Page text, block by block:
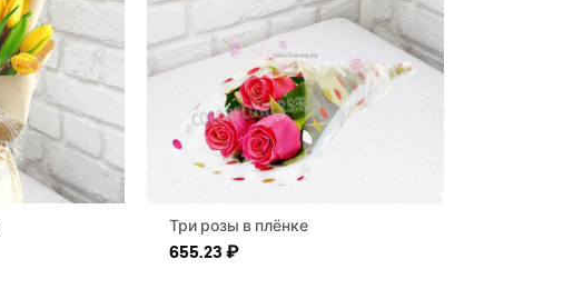
Три розы в плёнке
655.23₽